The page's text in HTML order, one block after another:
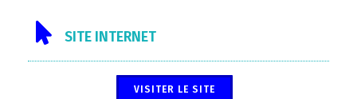
SITE INTERNET
VISITER LE SITE